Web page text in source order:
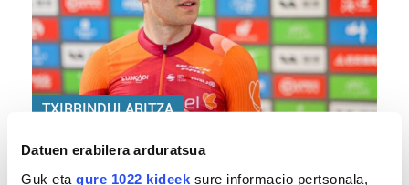
Datuen erabilera arduratsua
Guk eta gure 1022 kideek sure informacio pertsonala,
TXIRRINDULARITZA
«Entrenatzen duzun bideetan lehiatzeak
gehiago motibatzen zaitu»